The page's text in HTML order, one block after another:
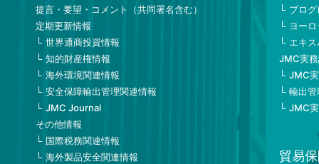
提言・要望・コメント（共同署名含む）
定期更新情報
世界通商投資情報
知的財産権情報
海外環境関連情報
安全保障輸出管理関連情報
JMC Journal
その他情報
国際税務関連情報
海外製品安全関連情報
プロ
ヨー
エキ
JMC実
JMC
輸出
JMC
貿易